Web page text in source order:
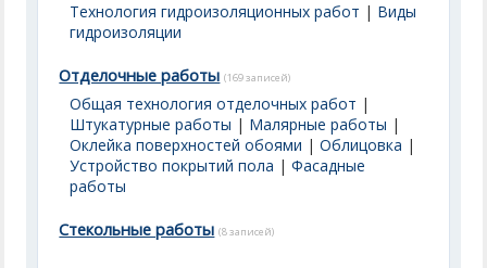
Технология гидроизоляционных работ | Виды
гидроизоляции
Отделочные работы (169 записей)
Общая технология отделочных работ |
Штукатурные работы | Малярные работы |
Оклейка поверхностей обоями |Облицовка |
Устройство покрытий пола |Фасадные
работы
Стекольные работы (8 записей)